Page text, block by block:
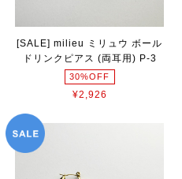
[SALE] milieu ミリュウ ボール
ドリンクピアス (両耳用) P-3
30%OFF
¥2,926